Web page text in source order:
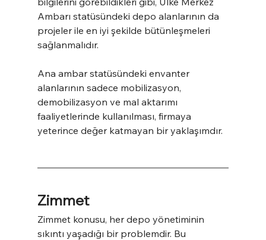
Ambarı statüsündeki depo alanlarının da
projeler ile en iyi şekilde bütünleşmeleri
sağlanmalıdır.
Ana ambar statüsündeki envanter
alanlarının sadece mobilizasyon,
demobilizasyon ve mal aktarımı
faaliyetlerinde kullanılması, firmaya
yeterince değer katmayan bir yaklaşımdır.
Zimmet
Zimmet konusu, her depo yönetiminin
sıkıntı yaşadığı bir problemdir. Bu